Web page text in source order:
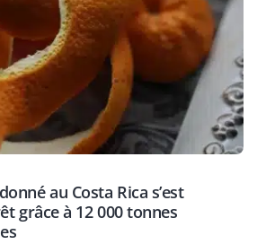
au Costa Rica s’est
grâce à 12 000 tonnes